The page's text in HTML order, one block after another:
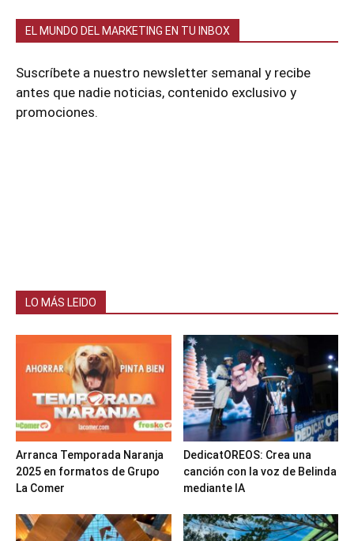
EL MUNDO DEL MARKETING EN TU INBOX
Suscríbete a nuestro newsletter semanal y recibe
antes que nadie noticias, contenido exclusivo y
promociones.
LO MÁS LEIDO
Arranca Temporada Naranja
2025 en formatos de Grupo
La Comer
DedicatOREOS: Crea una
canción con la voz de Belinda
mediante IA